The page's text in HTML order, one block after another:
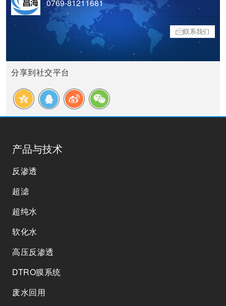
0769-81211681
联系我们
分享到社交平台
产品与技术
反渗透
超滤
超纯水
软化水
高压反渗透
DTRO膜系统
废水回用